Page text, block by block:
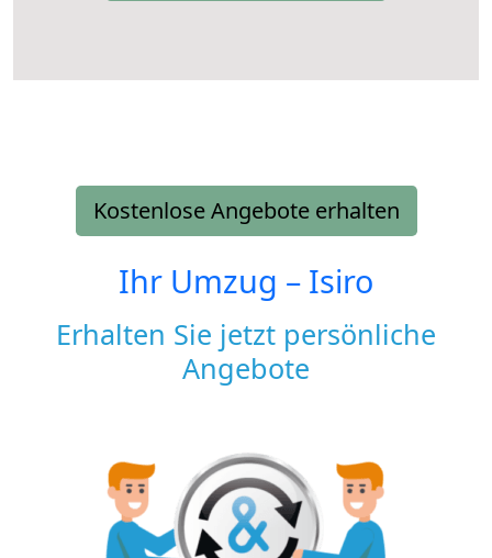
Kostenlose Angebote erhalten
Ihr Umzug – Isiro
Erhalten Sie jetzt persönliche
Angebote